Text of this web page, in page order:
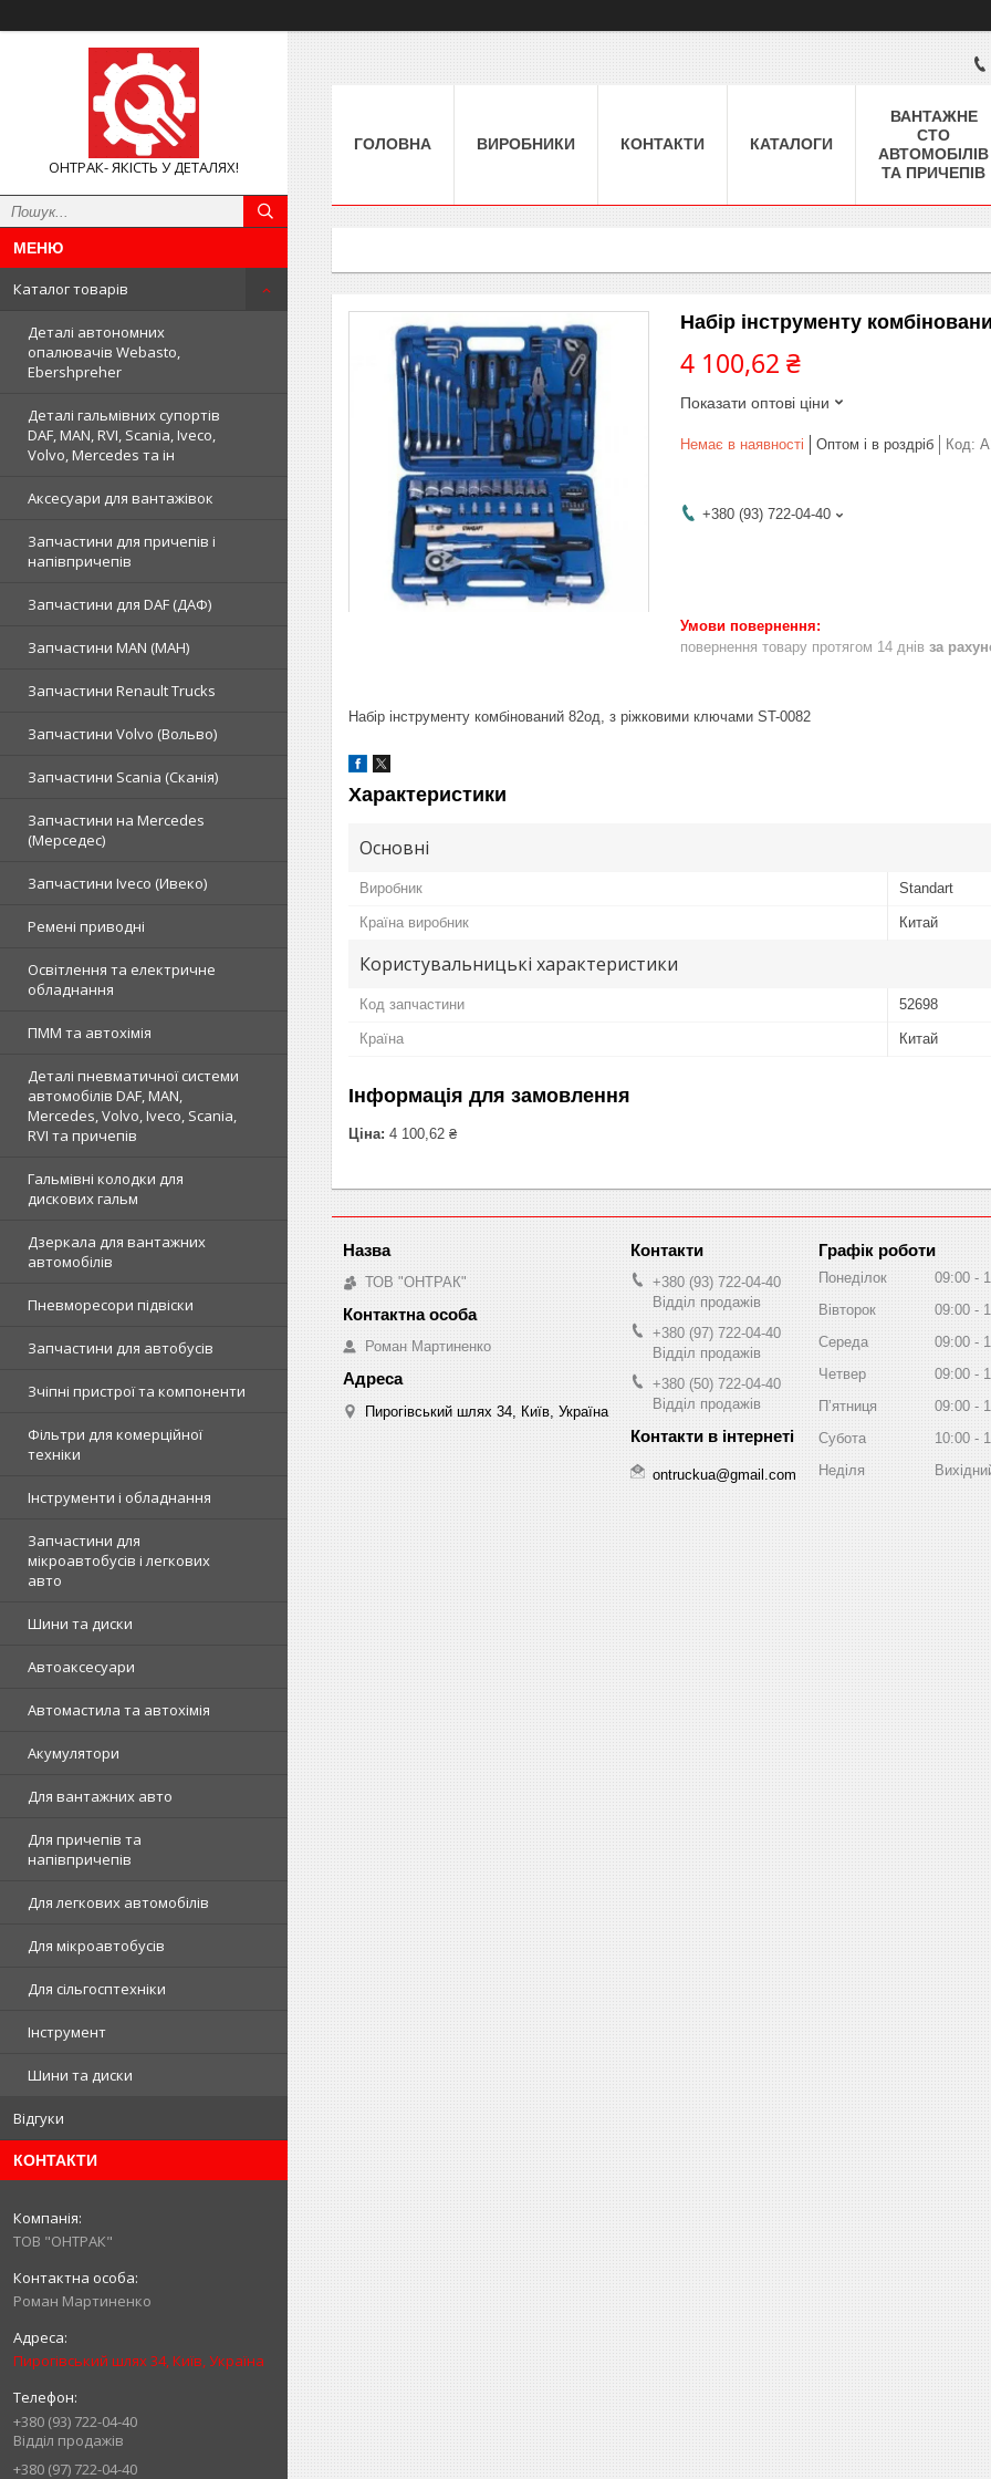
ОНТРАК- ЯКІСТЬ У ДЕТАЛЯХ!
Каталог товарів
Деталі автономних
опалювачів Webasto,
Ebershpreher
Деталі гальмівних супортів
DAF, MAN, RVI, Scania, Iveco,
Volvo, Mercedes та ін
Аксесуари для вантажівок
Запчастини для причепів і
напівпричепів
Запчастини для DAF (ДАФ)
Запчастини MAN (МАН)
Запчастини Renault Trucks
Запчастини Volvo (Вольво)
Запчастини Scania (Сканія)
Запчастини на Mercedes
(Мерседес)
Запчастини Iveco (Ивеко)
Ремені приводні
Освітлення та електричне
обладнання
ПММ та автохімія
Деталі пневматичної системи
автомобілів DAF, MAN,
Mercedes, Volvo, Iveco, Scania,
RVI та причепів
Гальмівні колодки для
дискових гальм
Дзеркала для вантажних
автомобілів
Пневморесори підвіски
Запчастини для автобусів
Зчіпні пристрої та компоненти
Фільтри для комерційної
техніки
Інструменти і обладнання
Запчастини для
мікроавтобусів і легкових
авто
Шини та диски
Автоаксесуари
Автомастила та автохімія
Акумулятори
Для вантажних авто
Для причепів та
напівпричепів
Для легкових автомобілів
Для мікроавтобусів
Для сільгосптехніки
Інструмент
Шини та диски
Відгуки
КОНТАКТИ
ТОВ "ОНТРАК"
Роман Мартиненко
Пирогівський шлях 34, Київ, Україна
+380 (93) 722-04-40
Відділ продажів
+380 (97) 722-04-40
ГОЛОВНА ВИРОБНИКИ КОНТАКТИ КАТАЛОГИ
ВАНТАЖНЕ
СТО
АВТОМОБІЛІВ
ТА ПРИЧЕПІВ
Набір інструменту
4 100,62 ₴
Показати оптові ціни
Немає в наявності Оптом і в роздріб Код:
+380 (93) 722-04-40
повернення товару протягом 14 днів за
Набір інструменту комбінований 82од, з ріжковими ключами ST-0082
Характеристики
Основні
Виробник Standart
Країна виробник Китай
Користувальницькі характеристики
Код запчастини 52698
Країна Китай
Інформація для замовлення
Ціна: 4 100,62 ₴
ТОВ "ОНТРАК"
Роман Мартиненко
Пирогівський шлях 34, Київ, Україна
+380 (93) 722-04-40
Відділ продажів
+380 (97) 722-04-40
Відділ продажів
+380 (50) 722-04-40
Відділ продажів
ontruckua@gmail.com
Графік роботи
Понеділок 09:00
Вівторок
09:00
Середа
09:00
Четвер
09:00
Пʼятниця
09:00
Субота
10:00
Неділя